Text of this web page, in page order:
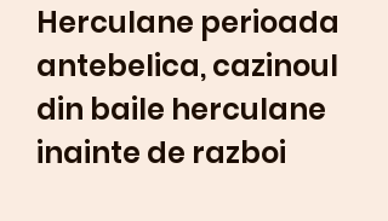
Herculane perioada
antebelica, cazinoul
din baile herculane
inainte de razboi